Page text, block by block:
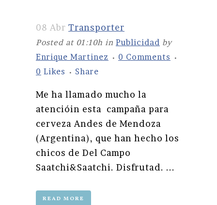
08 Abr Transporter
Posted at 01:10h in Publicidad by
Enrique Martinez
0 Comments
0 Likes Share
Me ha llamado mucho la
atencióin esta campaña para
cerveza Andes de Mendoza
(Argentina), que han hecho los
chicos de Del Campo
Saatchi&Saatchi. Disfrutad. ...
READ MORE